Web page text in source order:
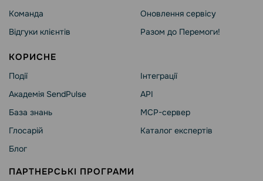
Команда
Відгуки клієнтів
Оновлення сервісу
Разом до Перемоги!
КОРИСНЕ
Події
Академія SendPulse
База знань
Глосарій
Блог
Інтеграції
API
MCP-сервер
Каталог експертів
ПАРТНЕРСЬКІ ПРОГРАМИ